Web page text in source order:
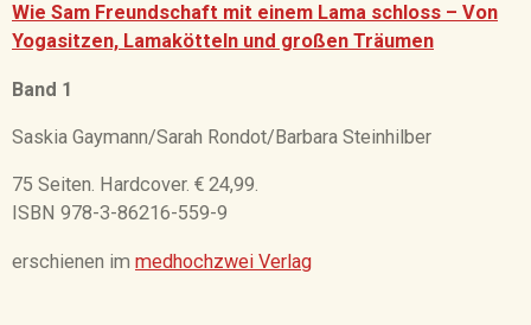
Wie Sam Freundschaft mit einem Lama schloss – Von
Yogasitzen, Lamakötteln und großen Träumen
Band 1
Saskia Gaymann/Sarah Rondot/Barbara Steinhilber
75 Seiten. Hardcover. € 24,99.
ISBN 978-3-86216-559-9
erschienen im medhochzwei Verlag